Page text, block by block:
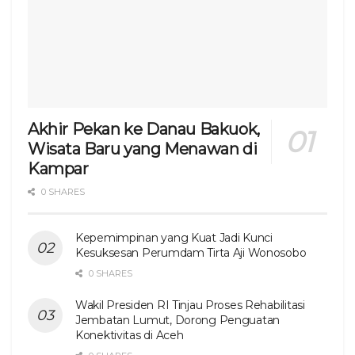
Akhir Pekan ke Danau Bakuok,
Wisata Baru yang Menawan di
Kampar
0 SHARES
Kepemimpinan yang Kuat Jadi Kunci
Kesuksesan Perumdam Tirta Aji Wonosobo
0 SHARES
Wakil Presiden RI Tinjau Proses Rehabilitasi
Jembatan Lumut, Dorong Penguatan
Konektivitas di Aceh